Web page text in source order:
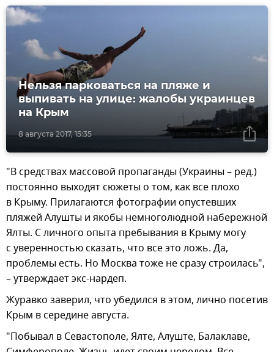
8 августа 2017, 15:35
Нельзя парковаться на пляже и
выпивать на улице: жалобы украинцев
на Крым
"В средствах массовой пропаганды (Украины – ред.)
постоянно выходят сюжеты о том, как все плохо
в Крыму. Прилагаются фотографии опустевших
пляжей Алушты и якобы немноголюдной набережной
Ялты. С личного опыта пребывания в Крыму могу
с уверенностью сказать, что все это ложь. Да,
проблемы есть. Но Москва тоже не сразу строилась",
– утверждает экс-нардеп.
Журавко заверил, что убедился в этом, лично посетив
Крым в середине августа.
"Побывал в Севастополе, Ялте, Алуште, Балаклаве,